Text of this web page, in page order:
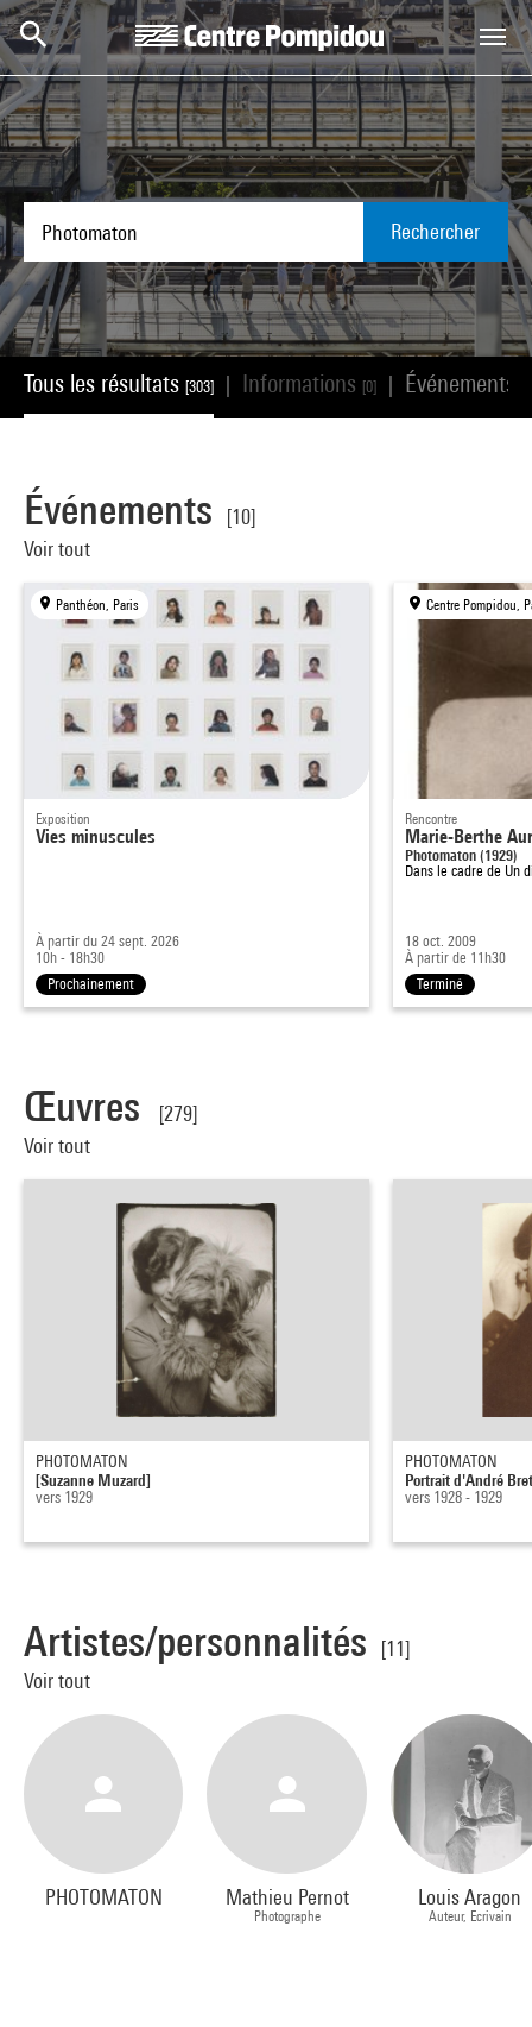
Aller au contenu principal
Centre Pompidou
Rechercher
Tous les résultats [303] Informations [0] Événements
Événements
[10]
Voir tout
Panthéon, Paris
Exposition
Vies minuscules
À partir du 24 sept. 2026
10h - 18h30
Prochainement
Centre Pompidou,
Rencontre
Marie-Berthe
Photomaton (1929)
Dans le cadre de Un
18 oct. 2009
À partir de 11h30
Terminé
Œuvres
[279]
Voir tout
PHOTOMATON
[Suzanne Muzard]
vers 1929
PHOTOMATON
Portrait d'André
vers 1928 - 1929
Artistes/personnalités
[11]
Voir tout
PHOTOMATON Mathieu Pernot
Photographe
Louis Aragon
Auteur, Ecrivain